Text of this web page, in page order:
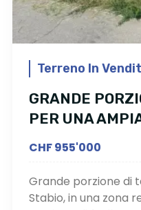
Terreno In
GRANDE
PER UNA
CHF 955'000
Grande porzione di
Stabio, in una zona